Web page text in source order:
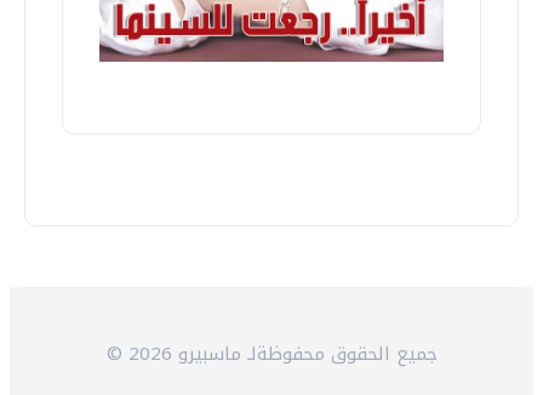
© 2026 جميع الحقوق محفوظةلـ ماسبيرو